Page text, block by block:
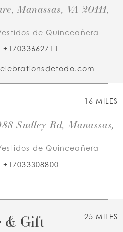
Manassas, VA 20111,
de Quinceañera
+17033662711
16 MILES
Sudley Rd, Manassas,
de Quinceañera
+17033308800
25 MILES
& Gift